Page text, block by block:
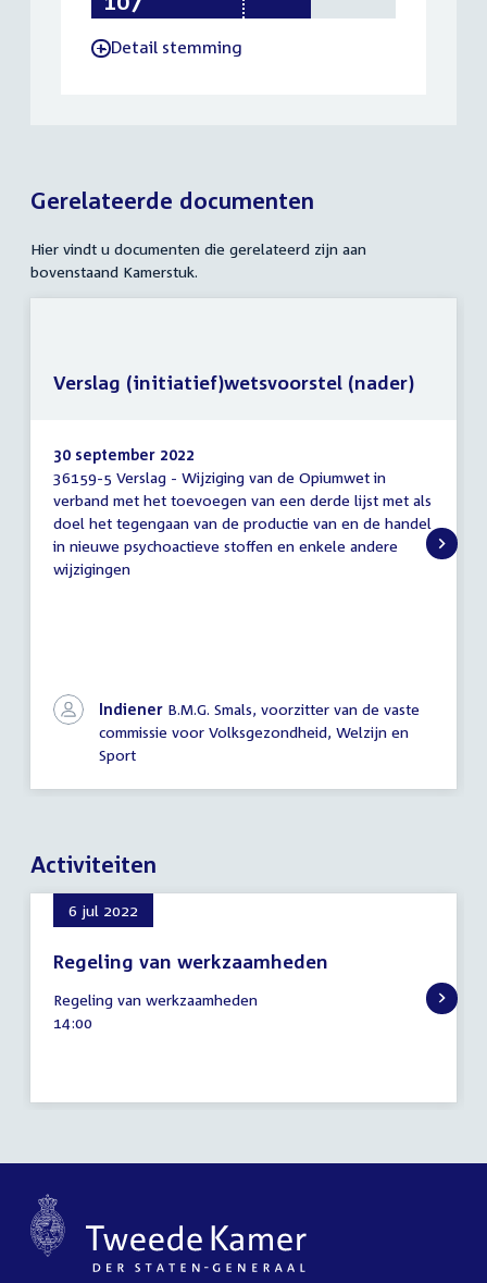
-Detail stemming
Gerelateerde documenten
Hier vindt u documenten die gerelateerd zijn aan
bovenstaand Kamerstuk.
Verslag
(initiatief)wetsvoorstel
(nader)
30 september 2022
36159-5 Verslag - Wijziging van de Opiumwet in
verband met het toevoegen van een derde lijst met als
doel het tegengaan van de productie van en de handel
in nieuwe psychoactieve stoffen en enkele andere
wijzigingen
Indiener B.M.G. Smals, voorzitter van de vaste
commissie voor Volksgezondheid, Welzijn en
Sport
Verslag (initiatief)wetsvoorstel (nader)
Activiteiten
6 jul 2022
Regeling van werkzaamheden
juli
2022
Regeling van werkzaamheden
Tijd
14:00